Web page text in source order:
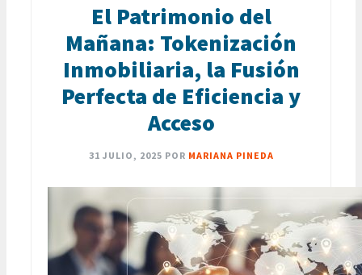
El Patrimonio del
Mañana: Tokenización
Inmobiliaria, la Fusión
Perfecta de Eficiencia y
Acceso
31 JULIO, 2025 POR MARIANA PINEDA